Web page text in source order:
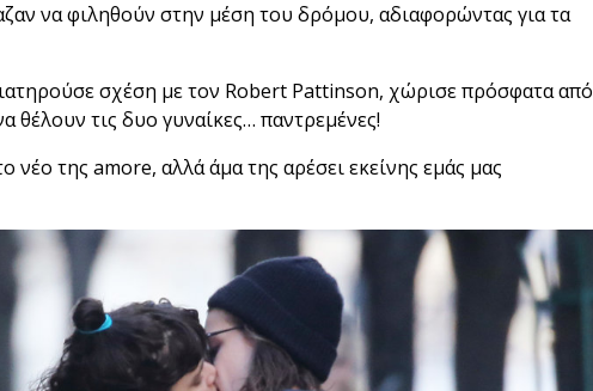
να φιληθούν στην μέση του δρόμου, αδιαφορώντας για τα
σχέση με τον Robert Pattinson, χώρισε πρόσφατα από
θέλουν τις δυο γυναίκες… παντρεμένες!
νέο της amore, αλλά άμα της αρέσει εκείνης εμάς μας